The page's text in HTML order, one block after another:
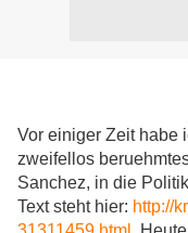
Vor einiger Zeit habe
zweifellos
Sanchez, in die
Text steht hier: http://